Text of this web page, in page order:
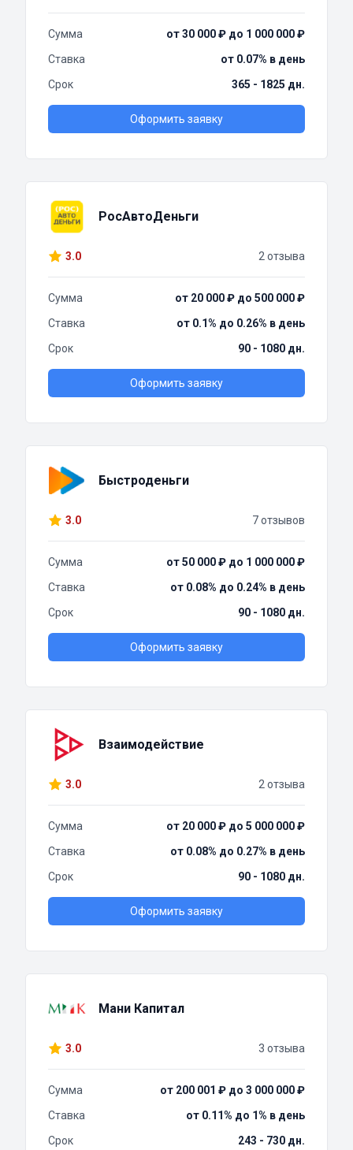
Сумма
от 30 000 ₽ до 1 000 000 ₽
Ставка
от 0.07% в день
Срок
365 - 1825 дн.
Оформить заявку
РосАвтоДеньги
3.0 2 отзыва
Сумма
от 20 000 ₽ до 500 000 ₽
Ставка
от 0.1% до 0.26% в день
Срок
90 - 1080 дн.
Оформить заявку
Быстроденьги
3.0 7 отзывов
Сумма
от 50 000 ₽ до 1 000 000 ₽
Ставка
от 0.08% до 0.24% в день
Срок
90 - 1080 дн.
Оформить заявку
Взаимодействие
3.0 2 отзыва
Сумма
от 20 000 ₽ до 5 000 000 ₽
Ставка
от 0.08% до 0.27% в день
Срок
90 - 1080 дн.
Оформить заявку
Мани Капитал
3.0 3 отзыва
Сумма
от 200 001 ₽ до 3 000 000 ₽
Ставка
от 0.11% до 1% в день
Срок
243 - 730 дн.